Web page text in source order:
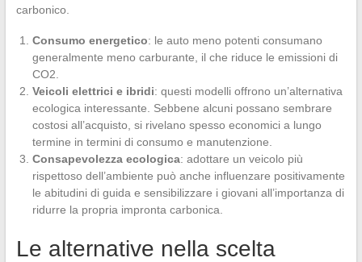
carbonico.
Consumo energetico: le auto meno potenti consumano
generalmente meno carburante, il che riduce le emissioni di
CO2.
Veicoli elettrici e ibridi: questi modelli offrono un’alternativa
ecologica interessante. Sebbene alcuni possano sembrare
costosi all’acquisto, si rivelano spesso economici a lungo
termine in termini di consumo e manutenzione.
Consapevolezza ecologica: adottare un veicolo più
rispettoso dell’ambiente può anche influenzare positivamente
le abitudini di guida e sensibilizzare i giovani all’importanza di
ridurre la propria impronta carbonica.
Le alternative nella scelta